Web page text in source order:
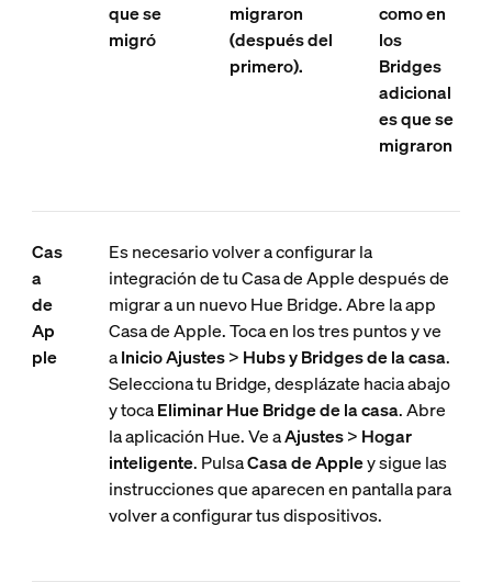
que se
migró
migraron
(después del
primero).
como en
los
Bridges
adicional
es que se
migraron
Cas
a
de
Ap
ple
Es necesario volver a configurar la
integración de tu Casa de Apple después de
migrar a un nuevo Hue Bridge. Abre la app
Casa de Apple. Toca en los tres puntos y ve
aInicioAjustes> Hubs y Bridges de la casa.
Selecciona tu Bridge, desplázate hacia abajo
y tocaEliminar Hue Bridge de la casa. Abre
la aplicación Hue. Ve aAjustes> Hogar
inteligente. PulsaCasa de Appley sigue las
instrucciones que aparecen en pantalla para
volver a configurar tus dispositivos.